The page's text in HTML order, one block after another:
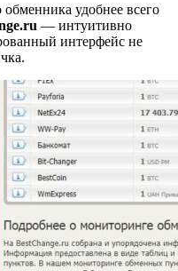
удобнее всего
— интуитивно
интерфейс не